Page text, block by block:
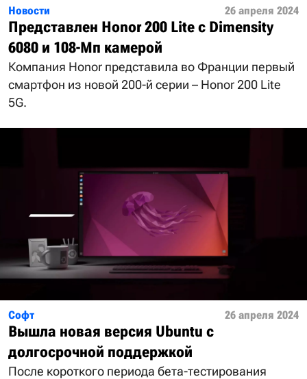
Новости 26 апреля 2024
Представлен Honor 200 Lite с Dimensity
6080 и 108-Мп камерой
Компания Honor представила во Франции первый
смартфон из новой 200-й серии – Honor 200 Lite
5G.
Софт 26 апреля 2024
Вышла новая версия Ubuntu с
долгосрочной поддержкой
После короткого периода бета-тестирования